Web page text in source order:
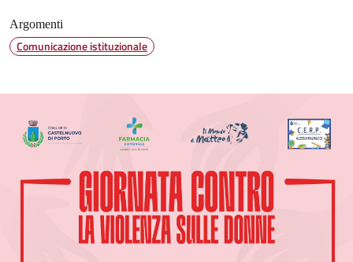
Argomenti
Comunicazione istituzionale